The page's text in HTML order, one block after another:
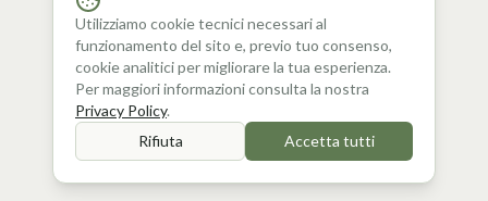
Utilizziamo cookie tecnici necessari al
funzionamento del sito e, previo tuo consenso,
cookie analitici per migliorare la tua esperienza.
Per maggiori informazioni consulta la nostra
Privacy Policy.
Rifiuta
Accetta tutti